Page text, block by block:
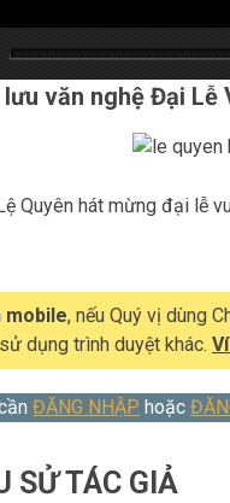
lưu văn nghệ Đại Lễ
Quyên hát mừng đại lễ
mobile, nếu Quý vị dùng
dụng trình duyệt khác.
ĐĂNG NHẬP hoặc
SỬ TÁC GIẢ